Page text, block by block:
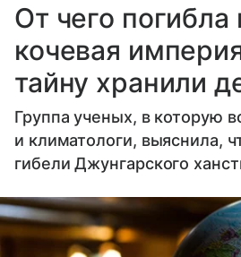
От чего погибла
кочевая
тайну хранили
Группа ученых, в которую
и климатологи, выяснила,
гибели Джунгарского